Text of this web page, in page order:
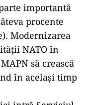
importantă
procente
Modernizarea
NATO în
să crească
în acelaşi timp